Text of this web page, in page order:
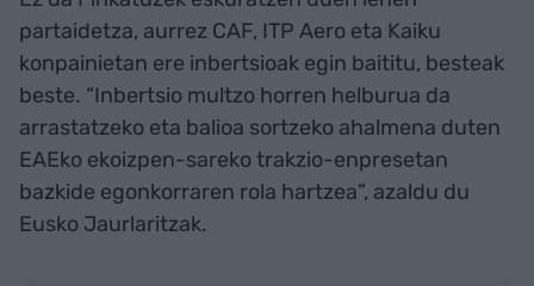
partaidetza, aurrez CAF, ITP Aero eta Kaiku
konpainietan ere inbertsioak egin baititu, besteak
beste. “Inbertsio multzo horren helburua da
arrastatzeko eta balioa sortzeko ahalmena duten
EAEko ekoizpen-sareko trakzio-enpresetan
bazkide egonkorraren rola hartzea”, azaldu du
Eusko Jaurlaritzak.